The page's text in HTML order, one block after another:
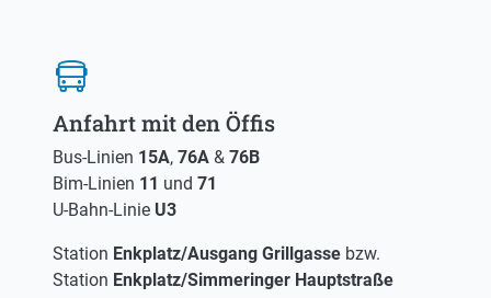
Anfahrt mit den Öffis
Bus-Linien 15A, 76A & 76B
Bim-Linien 11 und 71
U-Bahn-Linie U3
Station Enkplatz/Ausgang Grillgasse bzw.
Station Enkplatz/Simmeringer Hauptstraße